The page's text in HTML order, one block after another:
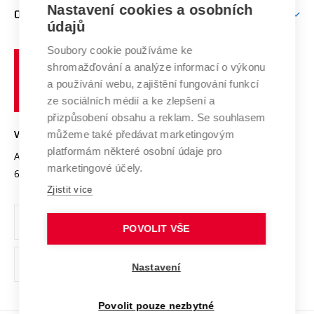
E-přihláška
Doktorské studium
Podpora podnikání
Mezinárodní vědecká rada
Systém zajišťování kvality výzkumu
Výzkumné infrastruktury
Transfer znalostí
Open Science
Projekty
Projekty ze strukturálních fondů
Specifický výzkum
Zahraniční spolupráce
Spolupráce se školami
Mezinárodní dohody
Univerzitní sítě
O UNIVERZITĚ
Profil univerzity
Udržitelná univerzita
Podnikavá univerzita / ContriBUTe
Bezpečná univerzita
Vyznamenání
Organizační struktura
Ochrana osobních údajů
odkaz)
učení
technické
Brně
VYSOKÉ UČENÍ TECHNICKÉ V BRNĚ
Antonínská 548/1
602 00 Brno
www.vut.cz
vut@vutbr.cz
Nastavení cookies a osobních
údajů
Soubory cookie používáme ke
shromažďování a analýze informací o výkonu
a používání webu, zajištění fungování funkcí
ze sociálních médií a ke zlepšení a
přizpůsobení obsahu a reklam. Se souhlasem
můžeme také předávat marketingovým
platformám některé osobní údaje pro
marketingové účely.
Zjistit více
POVOLIT VŠE
Nastavení
Povolit pouze nezbytné